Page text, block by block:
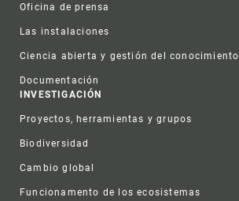
Oficina de prensa
Las instalaciones
Ciencia abierta y gestión del conocimiento
Documentación
INVESTIGACIÓN
Proyectos, herramientas y grupos
Biodiversidad
Cambio global
Funcionamento de los ecosistemas